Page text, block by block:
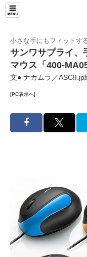
小さな手にもフィットす
サンワサプライ、
マウス「400-
文● ナカムラ／ASCII.jp
[PC表示へ]